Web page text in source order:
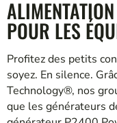
POUR LES
Profitez des petits
soyez. En silence.
Technology®, nos
que les générateurs